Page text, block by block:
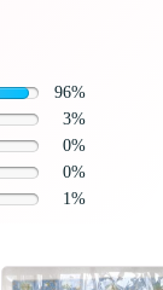
96%
3%
0%
0%
1%